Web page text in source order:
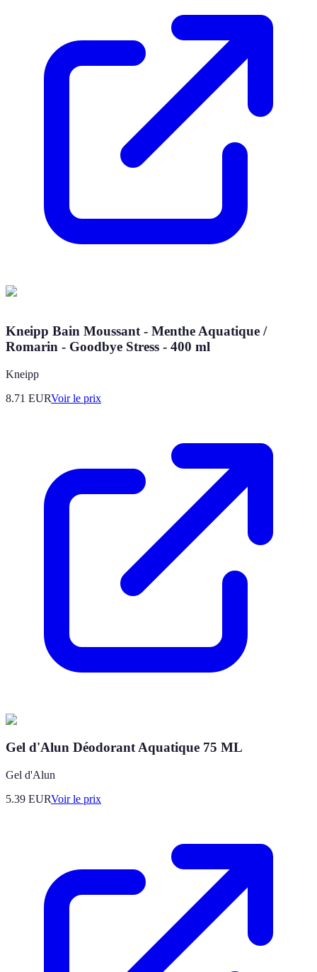
Kneipp Bain Moussant - Menthe Aquatique /
Romarin - Goodbye Stress - 400 ml
Kneipp
8.71 EURVoir le prix
Gel d'Alun Déodorant Aquatique 75 ML
Gel d'Alun
5.39 EURVoir le prix